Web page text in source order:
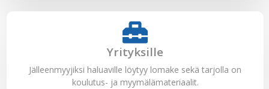
Yrityksille
Jälleenmyyjiksi haluaville löytyy lomake sekä tarjolla on
koulutus- ja myymälämateriaalit.